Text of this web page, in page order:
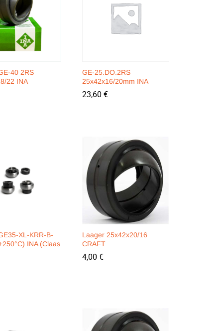
40 2RS
22 INA
GE-25.DO.2RS
25x42x16/20mm INA
23,60 €
23,60 €
XL-KRR-B-
INA (Claas
Laager 25x42x20/16
CRAFT
4,00 €
4,00 €